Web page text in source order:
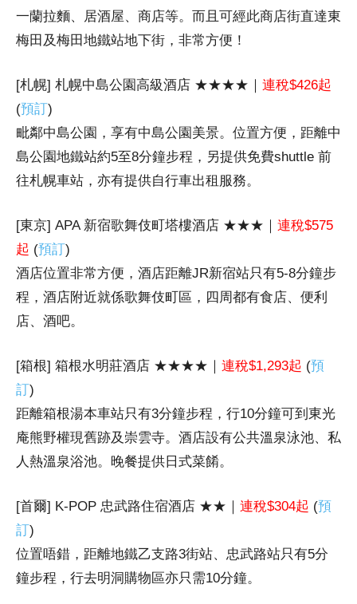
一蘭拉麵、居酒屋、商店等。而且可經此商店街直達東
梅田及梅田地鐵站地下街，非常方便！
[札幌] 札幌中島公園高級酒店 ★★★★ ｜ 連稅$426起
(預訂)
毗鄰中島公園，享有中島公園美景。位置方便，距離中
島公園地鐵站約5至8分鐘步程，另提供免費shuttle 前
往札幌車站，亦有提供自行車出租服務。
[東京] APA 新宿歌舞伎町塔樓酒店 ★★★｜ 連稅$575
起 (預訂)
酒店位置非常方便，酒店距離JR新宿站只有5-8分鐘步
程，酒店附近就係歌舞伎町區，四周都有食店、便利
店、酒吧。
[箱根] 箱根水明莊酒店 ★★★★｜ 連稅$1,293起 (預
訂)
距離箱根湯本車站只有3分鐘步程，行10分鐘可到東光
庵熊野權現舊跡及崇雲寺。酒店設有公共溫泉泳池、私
人熱溫泉浴池。晚餐提供日式菜餚。
[首爾] K-POP 忠武路住宿酒店 ★★｜ 連稅$304起 (預
訂)
位置唔錯，距離地鐵乙支路3街站、忠武路站只有5分
鐘步程，行去明洞購物區亦只需10分鐘。